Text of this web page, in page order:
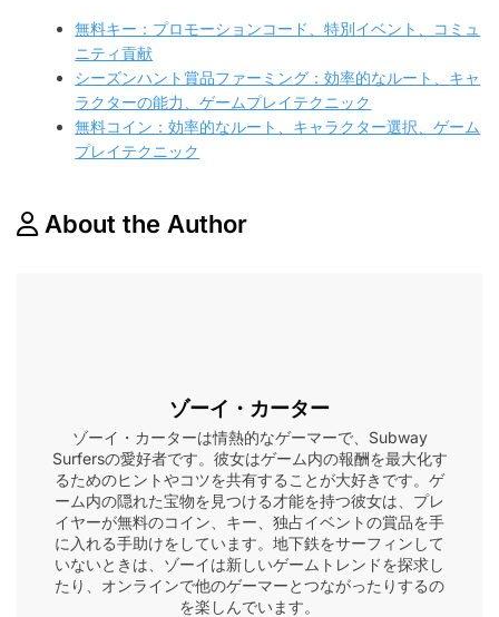
無料キー：プロモーションコード、特別イベント、コミュ
ニティ貢献
シーズンハント賞品ファーミング：効率的なルート、キャ
ラクターの能力、ゲームプレイテクニック
無料コイン：効率的なルート、キャラクター選択、ゲーム
プレイテクニック
About the Author
ゾーイ・カーター
ゾーイ・カーターは情熱的なゲーマーで、Subway
Surfersの愛好者です。彼女はゲーム内の報酬を最大化す
るためのヒントやコツを共有することが大好きです。ゲ
ーム内の隠れた宝物を見つける才能を持つ彼女は、プレ
イヤーが無料のコイン、キー、独占イベントの賞品を手
に入れる手助けをしています。地下鉄をサーフィンして
いないときは、ゾーイは新しいゲームトレンドを探求し
たり、オンラインで他のゲーマーとつながったりするの
を楽しんでいます。